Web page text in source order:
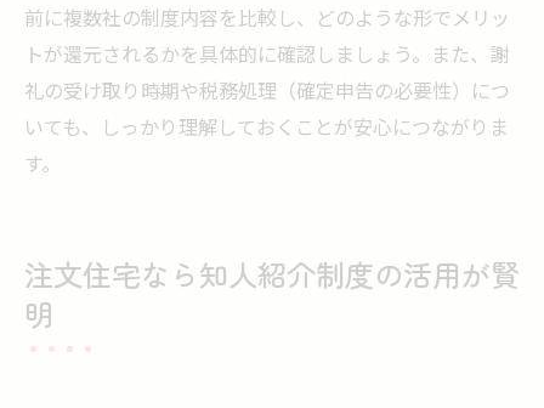
前に複数社の制度内容を比較し、どのような形でメリッ
トが還元されるかを具体的に確認しましょう。また、謝
礼の受け取り時期や税務処理（確定申告の必要性）につ
いても、しっかり理解しておくことが安心につながりま
す。
注文住宅なら知人紹介制度の活用が賢
明